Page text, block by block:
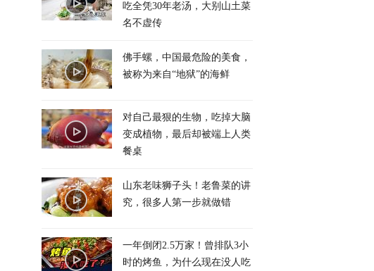
吃全凭30年老汤，大别山土菜
名不虚传
佛手螺，中国最危险的美食，
被称为来自“地狱”的海鲜
对自己最狠的生物，吃掉大脑
变成植物，最后却被端上人类
餐桌
山东老味狮子头！老鲁菜的讲
究，很多人第一步就做错
一年倒闭2.5万家！曾排队3小
时的烤鱼，为什么现在没人吃